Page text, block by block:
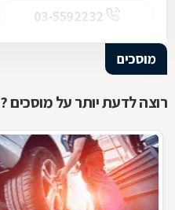
מוסכים
רוצה לדעת יותר על מוסכים ?